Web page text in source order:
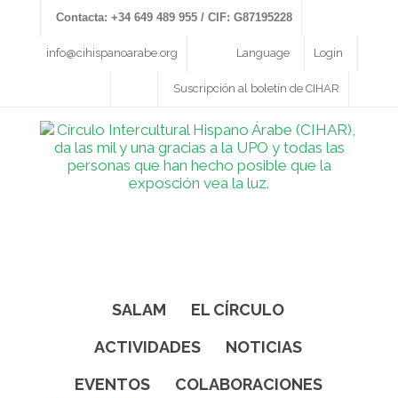
Contacta: +34 649 489 955 / CIF: G87195228
info@cihispanoarabe.org Login
Language
Suscripción al boletín de CIHAR
SALAM
EL CÍRCULO
ACTIVIDADES
NOTICIAS
EVENTOS
COLABORACIONES